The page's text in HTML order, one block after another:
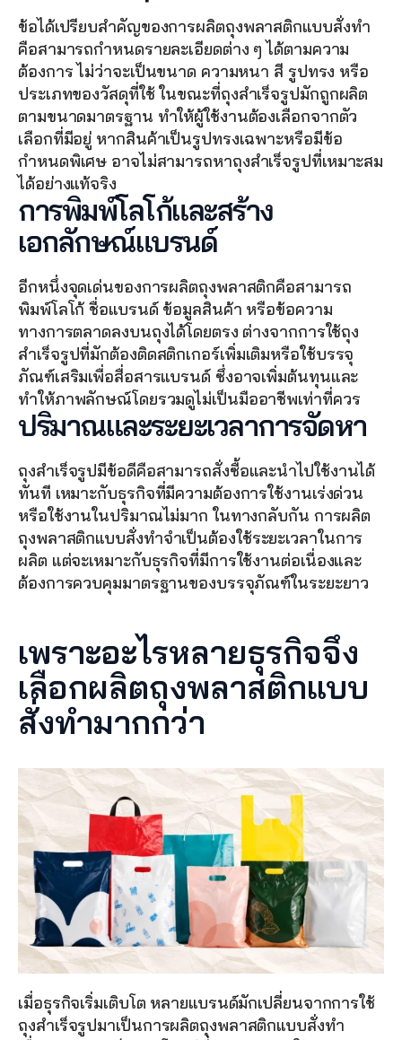
ข้อได้เปรียบสำคัญของการผลิตถุงพลาสติกแบบสั่งทำ
คือสามารถกำหนดรายละเอียดต่าง ๆ ได้ตามความ
ต้องการ ไม่ว่าจะเป็นขนาด ความหนา สี รูปทรง หรือ
ประเภทของวัสดุที่ใช้ ในขณะที่ถุงสำเร็จรูปมักถูกผลิต
ตามขนาดมาตรฐาน ทำให้ผู้ใช้งานต้องเลือกจากตัว
เลือกที่มีอยู่ หากสินค้าเป็นรูปทรงเฉพาะหรือมีข้อ
กำหนดพิเศษ อาจไม่สามารถหาถุงสำเร็จรูปที่เหมาะสม
ได้อย่างแท้จริง
การพิมพ์โลโก้และสร้าง
เอกลักษณ์แบรนด์
อีกหนึ่งจุดเด่นของการผลิตถุงพลาสติกคือสามารถ
พิมพ์โลโก้ ชื่อแบรนด์ ข้อมูลสินค้า หรือข้อความ
ทางการตลาดลงบนถุงได้โดยตรง ต่างจากการใช้ถุง
สำเร็จรูปที่มักต้องติดสติกเกอร์เพิ่มเติมหรือใช้บรรจุ
ภัณฑ์เสริมเพื่อสื่อสารแบรนด์ ซึ่งอาจเพิ่มต้นทุนและ
ทำให้ภาพลักษณ์โดยรวมดูไม่เป็นมืออาชีพเท่าที่ควร
ปริมาณและระยะเวลาการจัดหา
ถุงสำเร็จรูปมีข้อดีคือสามารถสั่งซื้อและนำไปใช้งานได้
ทันที เหมาะกับธุรกิจที่มีความต้องการใช้งานเร่งด่วน
หรือใช้งานในปริมาณไม่มาก ในทางกลับกัน การผลิต
ถุงพลาสติกแบบสั่งทำจำเป็นต้องใช้ระยะเวลาในการ
ผลิต แต่จะเหมาะกับธุรกิจที่มีการใช้งานต่อเนื่องและ
ต้องการควบคุมมาตรฐานของบรรจุภัณฑ์ในระยะยาว
เพราะอะไรหลายธุรกิจจึง
เลือกผลิตถุงพลาสติกแบบ
สั่งทำมากกว่า
เมื่อธุรกิจเริ่มเติบโต หลายแบรนด์มักเปลี่ยนจากการใช้
ถุงสำเร็จรูปมาเป็นการผลิตถุงพลาสติกแบบสั่งทำ